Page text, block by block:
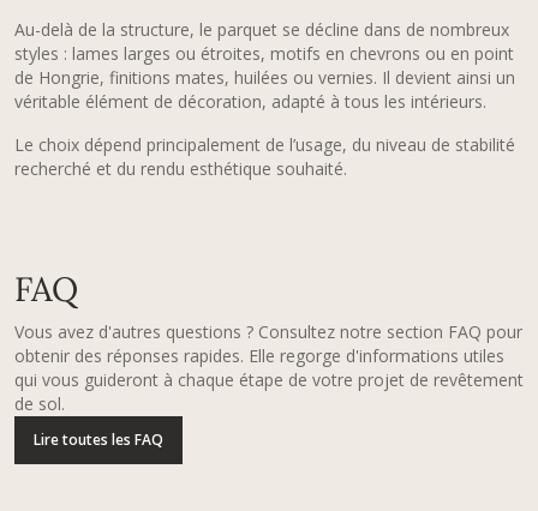
Au-delà de la structure, le parquet se décline dans de nombreux
styles : lames larges ou étroites, motifs en chevrons ou en point
de Hongrie, finitions mates, huilées ou vernies. Il devient ainsi un
véritable élément de décoration, adapté à tous les intérieurs.
Le choix dépend principalement de l’usage, du niveau de stabilité
recherché et du rendu esthétique souhaité.
FAQ
Vous avez d'autres questions ? Consultez notre section FAQ pour
obtenir des réponses rapides. Elle regorge d'informations utiles
qui vous guideront à chaque étape de votre projet de revêtement
de sol.
Lire toutes les FAQ